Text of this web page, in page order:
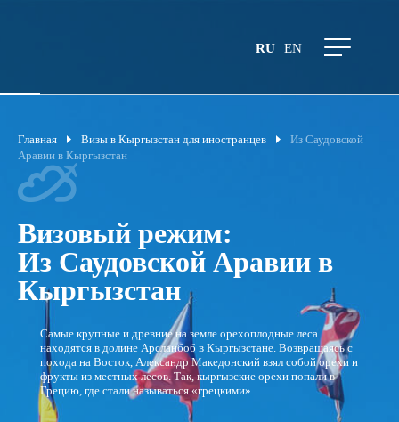
RU EN
Главная Визы в Кыргызстан для иностранцев
Из Саудовской
Аравии в Кыргызстан
Визовый режим:
Из Саудовской Аравии в
Кыргызстан
Самые крупные и древние на земле орехоплодные леса
находятся в долине Арсланбоб в Кыргызстане. Возвращаясь с
похода на Восток, Александр Македонский взял собой орехи и
фрукты из местных лесов. Так, кыргызские орехи попали в
Грецию, где стали называться «грецкими».